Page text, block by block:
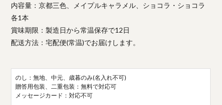
内容量：京都三色、メイプルキャラメル、ショコラ・ショコラ
各1本
賞味期限：製造日から常温保存で12日
配送方法：宅配便(常温)でお届けします。
のし：無地、中元、歳暮のみ(名入れ不可)
贈答用包装、二重包装：無料で対応可
メッセージカード：対応不可